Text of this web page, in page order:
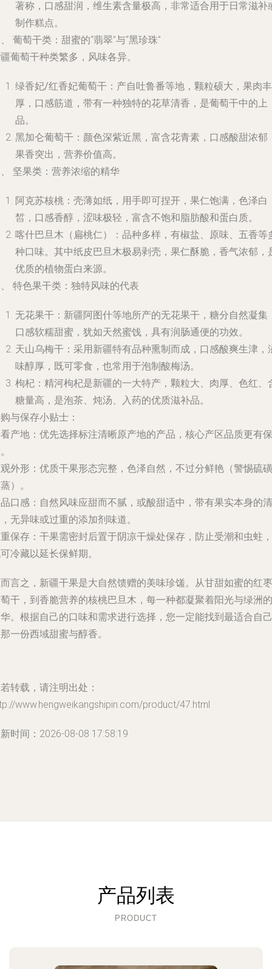
著称，口感甜润，维生素含量极高，非常适合用于日常滋补
制作糕点。
葡萄干类：甜蜜的“翡翠”与“黑珍珠”
葡萄干种类繁多，风味各异。
绿香妃/红香妃葡萄干 ：产自吐鲁番等地，颗粒硕大，果肉丰
厚，口感筋道，带有一种独特的花草清香，是葡萄干中的上
品。
黑加仑葡萄干 ：颜色深紫近黑，富含花青素，口感酸甜浓郁
果香突出，营养价值高。
坚果类：营养浓缩的精华
阿克苏核桃 ：壳薄如纸，用手即可捏开，果仁饱满，色泽白
皙，口感香醇，涩味极轻，富含不饱和脂肪酸和蛋白质。
喀什巴旦木（扁桃仁）
：品种多样，有椒盐、原味、五香等
种口味。其中纸皮巴旦木极易剥壳，果仁酥脆，香气浓郁，
优质的植物蛋白来源。
特色果干类：独特风味的代表
无花果干 ：新疆阿图什等地所产的无花果干，糖分自然凝集
口感软糯甜蜜，犹如天然蜜饯，具有润肠通便的功效。
天山乌梅干 ：采用新疆特有品种熏制而成，口感酸爽生津，
味醇厚，既可零食，也常用于泡制酸梅汤。
枸杞 ：精河枸杞是新疆的一大特产，颗粒大、肉厚、色红、
糖量高，是泡茶、炖汤、入药的优质滋补品。
与保存小贴士 ：
看产地 ：优先选择标注清晰原产地的产品，核心产区品质更有保
观外形 ：优质干果形态完整，色泽自然，不过分鲜艳（警惕硫磺
）。
品口感 ：自然风味应甜而不腻，或酸甜适中，带有果实本身的清
无异味或过重的添加剂味道。
重保存 ：干果需密封后置于阴凉干燥处保存，防止受潮和虫蛀，
冷藏以延长保鲜期。
言之，新疆干果是大自然馈赠的美味珍馐。从甘甜如蜜的红枣
干，到香脆营养的核桃巴旦木，每一种都凝聚着阳光与绿洲的
。根据自己的口味和需求进行选择，您一定能找到最适合自己
一份西域甜蜜与醇香。
转载，请注明出处：
www.hengweikangshipin.com/product/47.html
时间：2026-08-08 17:58:19
产品列表
PRODUCT